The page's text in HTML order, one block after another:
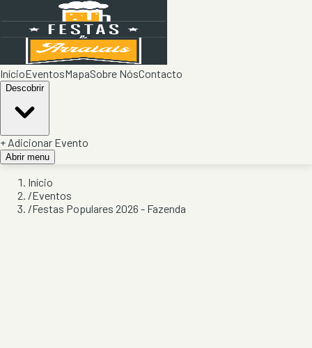
InícioEventosMapaSobre NósContacto
Descobrir
+ Adicionar Evento
Abrir menu
Início
/Eventos
/Festas Populares 2026 - Fazenda